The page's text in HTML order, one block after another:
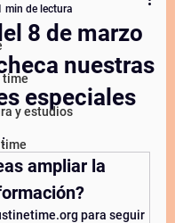
time
y estudios
8 de marzo
nuestras
especiales
min de lectura
5 estrellas.
ampliar la
para seguir